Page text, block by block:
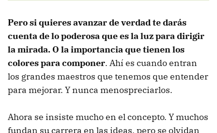
Pero si quieres avanzar de verdad te darás
cuenta de lo poderosa que es la luz para dirigir
la mirada. O la importancia que tienen los
colores para componer. Ahí es cuando entran
los grandes maestros que tenemos que entender
para mejorar. Y nunca menospreciarlos.
Ahora se insiste mucho en el concepto. Y muchos
fundan su carrera en las ideas, pero se olvidan